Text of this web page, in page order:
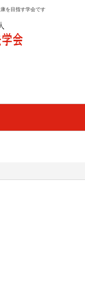
を目指す学会です